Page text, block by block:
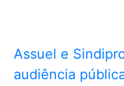
Assuel e
audiência